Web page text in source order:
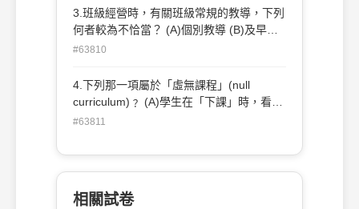
量 (D)診斷性評量
3.班級經營時，有關班級常規的教導，下列
何者較為不恰當？ (A)個別教導 (B)及早教
#63810
4.下列那一項屬於「虛無課程」(null
curriculum)﹖ (A)學生在「下課」時，看
書、下棋、打球或休息 (B)學生上「英文」
加學校的「運動會」或「母親節活動」 (D)
學校課程中通常被忽略不教的「性教育」
#63811
相關試卷